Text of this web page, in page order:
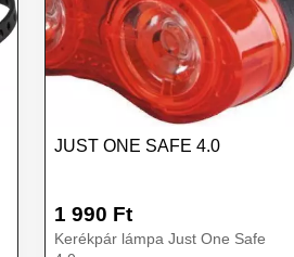
JUST ONE SAFE 4.0
1 990 Ft
Kerékpár lámpa Just One Safe